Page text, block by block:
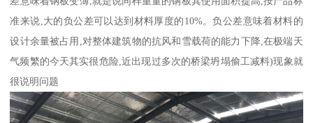
准来说,大的负公差可以达到材料厚度的10%。负公差意味着材料的
设计余量被占用,对整体建筑物的抗风和雪载荷的能力下降,在极端天
气频繁的今天其实很危险,近出现过多次的桥梁坍塌偷工减料)现象就
很说明问题